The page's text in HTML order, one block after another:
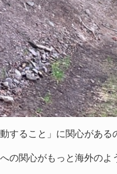
すること」に関心がある
の関心がもっと海外の